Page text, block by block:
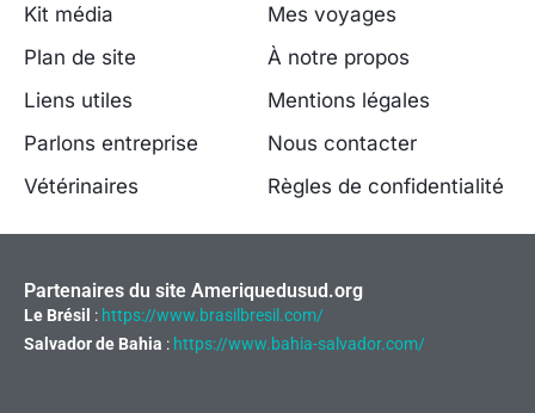
Kit média
Plan de site
Liens utiles
Parlons entreprise
Vétérinaires
Mes voyages
À notre propos
Mentions légales
Nous contacter
Règles de confidentialité
Partenaires du site Ameriquedusud.org
Le Brésil : https://www.brasilbresil.com/
Salvador de Bahia : https://www.bahia-salvador.com/